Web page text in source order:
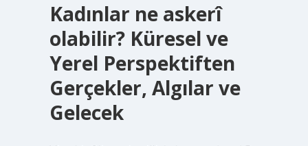
Kadınlar ne askerî
olabilir? Küresel ve
Yerel Perspektiften
Gerçekler, Algılar ve
Gelecek